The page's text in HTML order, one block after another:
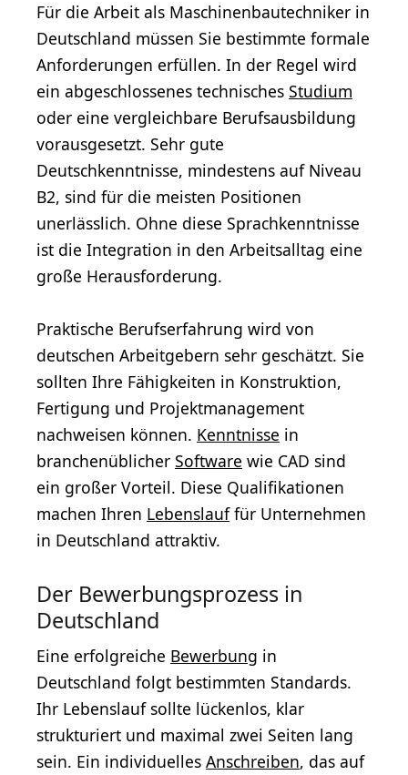
Für die Arbeit als Maschinenbautechniker in
Deutschland müssen Sie bestimmte formale
Anforderungen erfüllen. In der Regel wird
ein abgeschlossenes technisches Studium
oder eine vergleichbare Berufsausbildung
vorausgesetzt. Sehr gute
Deutschkenntnisse, mindestens auf Niveau
B2, sind für die meisten Positionen
unerlässlich. Ohne diese Sprachkenntnisse
ist die Integration in den Arbeitsalltag eine
große Herausforderung.
Praktische Berufserfahrung wird von
deutschen Arbeitgebern sehr geschätzt. Sie
sollten Ihre Fähigkeiten in Konstruktion,
Fertigung und Projektmanagement
nachweisen können. Kenntnisse in
branchenüblicher Software wie CAD sind
ein großer Vorteil. Diese Qualifikationen
machen Ihren Lebenslauffür Unternehmen
in Deutschland attraktiv.
Der Bewerbungsprozess in
Deutschland
Eine erfolgreiche Bewerbung in
Deutschland folgt bestimmten Standards.
Ihr Lebenslauf sollte lückenlos, klar
strukturiert und maximal zwei Seiten lang
sein. Ein individuelles Anschreiben, das auf